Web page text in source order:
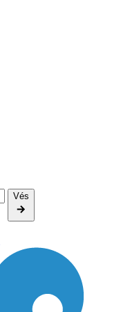
Vés